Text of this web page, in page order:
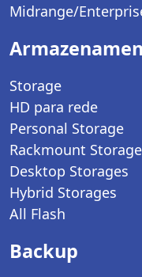
Midrange/
Storage
HD para rede
Personal Storage
Rackmount
Desktop Storages
Hybrid Storages
All Flash
Backup